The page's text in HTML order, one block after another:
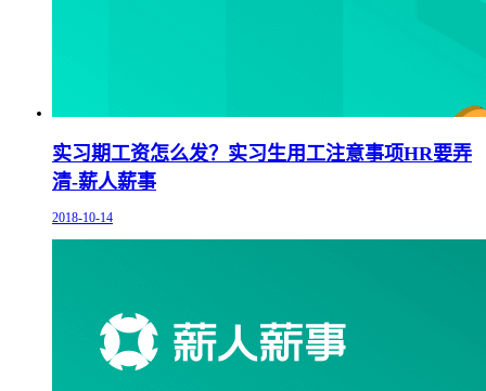
实习期工资怎么发？实习生用工注意事项HR要弄
清-薪人薪事
2018-10-14